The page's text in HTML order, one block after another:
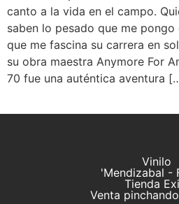
canto a la vida en el campo.
saben lo pesado que me pongo
que me fascina su carrera en
su obra maestra Anymore For
70 fue una auténtica aventura
Vinilo
'Mendizabal -
Tienda
Venta